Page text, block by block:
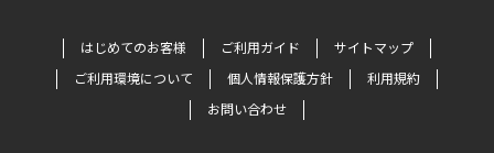
はじめてのお客様 ご利用ガイド
サイトマップ
ご利用環境について
個人情報保護方針
利用規約
お問い合わせ